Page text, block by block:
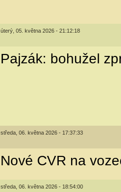
úterý, 05. května 2026 - 21:12:18
Pajzák: bohužel
středa, 06. května 2026 - 17:37:33
Nové CVR na
středa, 06. května 2026 - 18:54:00